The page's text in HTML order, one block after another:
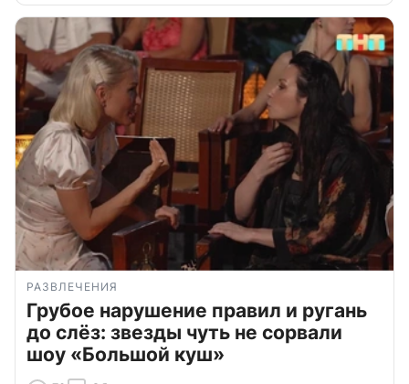
РАЗВЛЕЧЕНИЯ
Грубое нарушение правил и ругань
до слёз: звезды чуть не сорвали
шоу «Большой куш»